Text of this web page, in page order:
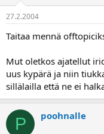
27.2.2004
Taitaa mennä
Mut oletkos ajatellut
uus kypärä ja niin
sillälailla että ne ei
P poohnalle